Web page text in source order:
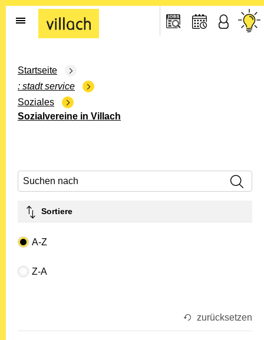
Gehe zur Startseite
Startseite
stadt service
Soziales
Sozialvereine in Villach
Suchen nach
Sortiere
Drop-down- Art
A-Z
Z-A
zurücksetzen